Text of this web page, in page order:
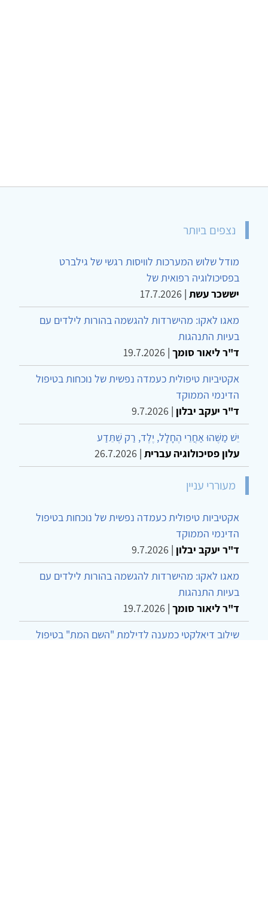
נצפים ביותר
מודל שלוש המערכות לוויסות רגשי של גילברט
בפסיכולוגיה רפואית של
יששכר עשת |
17.7.2026
מאגו לאקו: מהישרדות להגשמה בהורות לילדים עם
בעיות התנהגות
ד"ר ליאור סומך |
19.7.2026
אקטיביות טיפולית כעמדה נפשית של נוכחות בטיפול
הדינמי הממוקד
ד"ר יעקב יבלון |
9.7.2026
יֵשׁ מַשֶּׁהוּ אַחֲרֵי הֶחָלָל, יֶלֶד, רַק שֶׁתֵּדַע
עלון פסיכולוגיה עברית |
26.7.2026
מעוררי עניין
אקטיביות טיפולית כעמדה נפשית של נוכחות בטיפול
הדינמי הממוקד
ד"ר יעקב יבלון |
9.7.2026
מאגו לאקו: מהישרדות להגשמה בהורות לילדים עם
בעיות התנהגות
ד"ר ליאור סומך |
19.7.2026
שילוב דיאלקטי כמענה לדילמת "השם המת" בטיפול